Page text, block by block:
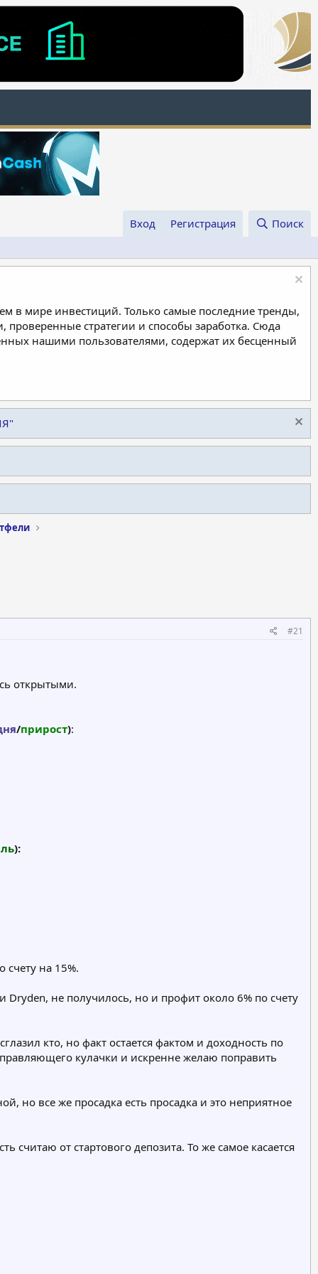
Вход Регистрация Поиск
в мире инвестиций. Только самые последние тренды,
стратегии и способы заработка. Сюда
нашими пользователями, содержат их бесценный
#21
открытыми.
/прирост):​
):
счету на 15%.
Dryden, не получилось, но и профит около 6% по счету
кто, но факт остается фактом и доходность по
кулачки и искренне желаю поправить
но все же просадка есть просадка и это неприятное
от стартового депозита. То же самое касается